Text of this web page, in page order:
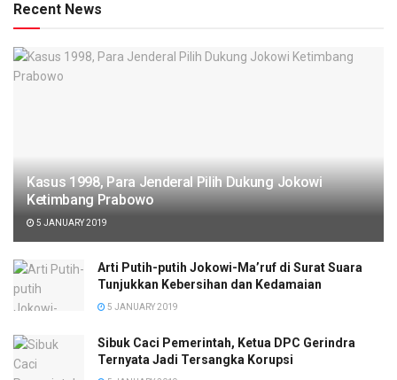
Recent News
Kasus 1998, Para Jenderal Pilih Dukung Jokowi
Ketimbang Prabowo
5 JANUARY 2019
Arti Putih-putih Jokowi-Ma’ruf di Surat Suara
Tunjukkan Kebersihan dan Kedamaian
5 JANUARY 2019
Sibuk Caci Pemerintah, Ketua DPC Gerindra
Ternyata Jadi Tersangka Korupsi